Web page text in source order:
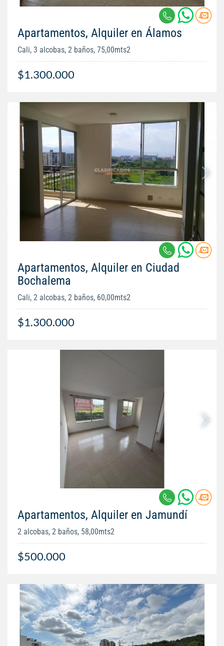
Apartamentos, Alquiler en Álamos
Cali, 3 alcobas, 2 baños, 75,00mts2
$1.300.000
Apartamentos, Alquiler en Ciudad
Bochalema
Cali, 2 alcobas, 2 baños, 60,00mts2
$1.300.000
Apartamentos, Alquiler en Jamundí
2 alcobas, 2 baños, 58,00mts2
$500.000